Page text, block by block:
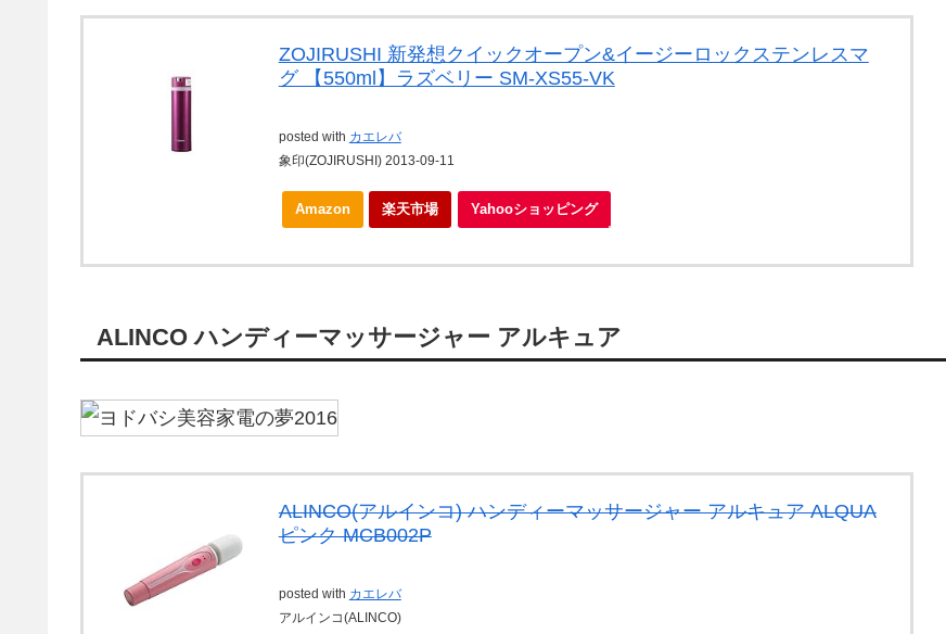
ZOJIRUSHI 新発想クイックオープン&イージーロックステンレスマ
グ 【550ml】ラズベリー SM-XS55-VK
posted with カエレバ
象印(ZOJIRUSHI) 2013-09-11
Amazon 楽天市場 Yahooショッピング
ALINCO ハンディーマッサージャー アルキュア
ALINCO(アルインコ) ハンディーマッサージャー アルキュア ALQUA
ピンク MCB002P
posted with カエレバ
アルインコ(ALINCO)